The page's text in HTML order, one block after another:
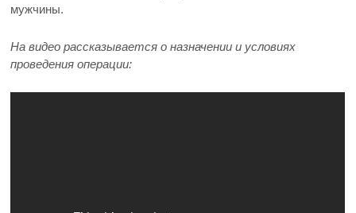
мужчины.
На видео рассказывается о назначении и условиях
проведения операции: